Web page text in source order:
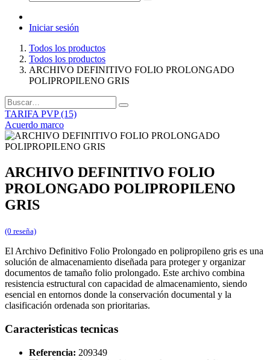
Iniciar sesión
Todos los productos
Todos los productos
ARCHIVO DEFINITIVO FOLIO PROLONGADO
POLIPROPILENO GRIS
TARIFA PVP (15)
Acuerdo marco
ARCHIVO DEFINITIVO FOLIO
PROLONGADO POLIPROPILENO
GRIS
(0 reseña)
El Archivo Definitivo Folio Prolongado en polipropileno gris es una
solución de almacenamiento diseñada para proteger y organizar
documentos de tamaño folio prolongado. Este archivo combina
resistencia estructural con capacidad de almacenamiento, siendo
esencial en entornos donde la conservación documental y la
clasificación ordenada son prioritarias.
Caracteristicas tecnicas
Referencia: 209349